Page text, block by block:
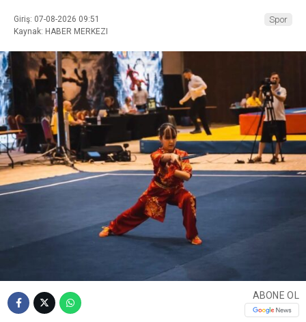
Giriş: 07-08-2026 09:51
Kaynak: HABER MERKEZI
Spor
ABONE OL